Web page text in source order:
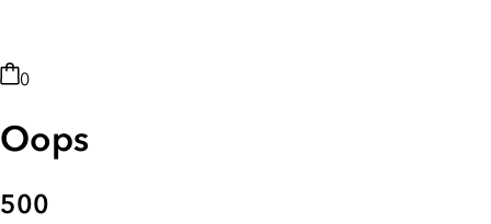
0
Oops
500